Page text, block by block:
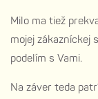
Milo ma tiež
mojej zákazníckej
podelím s Vami.
Na záver teda